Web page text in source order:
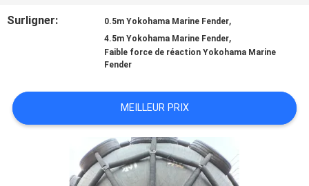
DE
VISITE
D'USINE
CONTRÔLE
Surligner: 0.5m Yokohama Marine Fender,
4.5m Yokohama Marine Fender,
Faible force de réaction Yokohama Marine
Fender
MEILLEUR PRIX